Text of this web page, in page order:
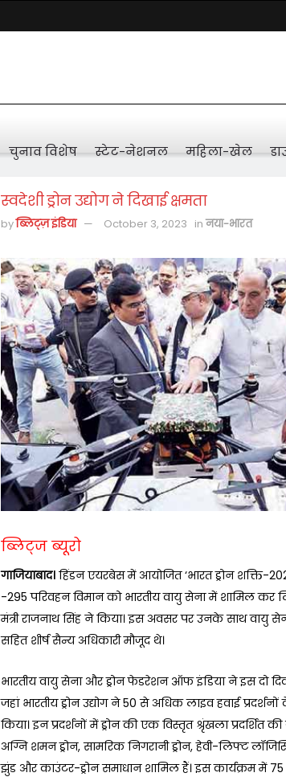
चुनाव विशेष स्टेट-नेशनल महिला-खेल
स्वदेशी ड्रोन उद्योग ने दिखाई क्षमता
byब्लिट्ज़ इंडिया October 3, 2023 in नया-भारत
ब्लिट्ज ब्यूरो
गाजियाबाद। हिंडन एयरबेस में आयोजित ‘भारत ड्रोन शक्ति-
-295 परिवहन विमान को भारतीय वायु सेना में शामिल कर
मंत्री राजनाथ सिंह ने किया। इस अवसर पर उनके साथ वायु
सहित शीर्ष सैन्य अधिकारी मौजूद थे।
भारतीय वायु सेना और ड्रोन फेडरेशन ऑफ इंडिया ने इस दो
जहां भारतीय ड्रोन उद्योग ने 50 से अधिक लाइव हवाई
किया। इन प्रदर्शनों में ड्रोन की एक विस्तृत श्रृंखला प्रदर्शित
अग्नि शमन ड्रोन, सामरिक निगरानी ड्रोन, हेवी-लिफ्ट
झुंड और काउंटर-ड्रोन समाधान शामिल हैं। इस कार्यक्रम में